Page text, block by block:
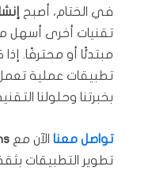
في الختام، أصبح
تقنيات أخرى
مبتدئًا أو محترفًا.
تطبيقات عملية
بخبرتنا وحلولنا
تواصل معنا الآن مع
تطوير التطبيقات